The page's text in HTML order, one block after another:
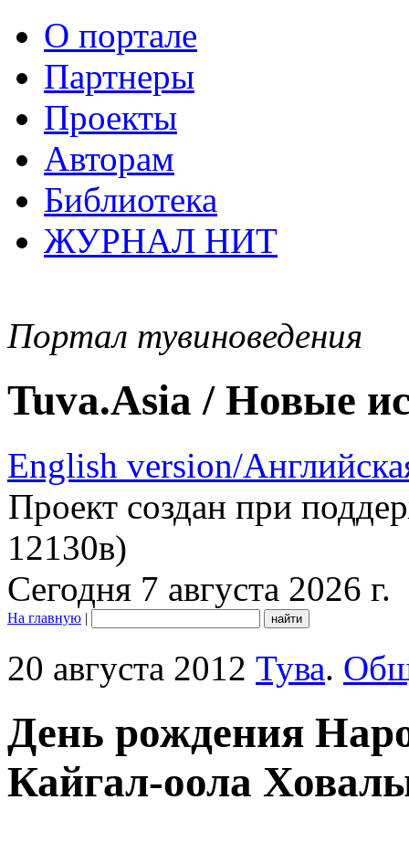
О портале
Партнеры
Проекты
Авторам
Библиотека
ЖУРНАЛ НИТ
Портал тувиноведения
Tuva.Asia / Новые
English version/
Проект создан при
12130в)
Сегодня 7 августа 2026 г.
На главную |
20 августа 2012 Тува.
День рождения
Кайгал-оола